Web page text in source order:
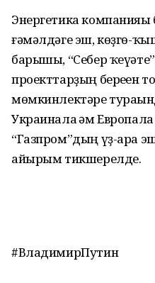
Энергетика
ғәмәлдәге эш, көҙгө-
барышы, “Себер
проекттарҙың
мөмкинлектәре
Украинала һәм
“Газпром”дың үҙ-ара
айырым тикшерелде.
#ВладимирПутин